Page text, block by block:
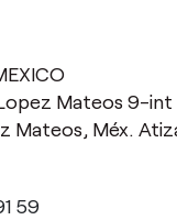
Mateos 9-int
Mateos, Méx.
59